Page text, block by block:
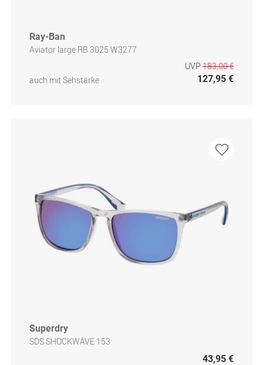
Ray-Ban
Aviator large RB 3025 W3277
auch mit Sehstärke
UVP 183,00 €
127,95 €
Superdry
SDS SHOCKWAVE 153
43,95 €